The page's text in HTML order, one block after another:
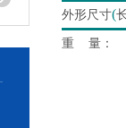
外形尺寸(
重 量：